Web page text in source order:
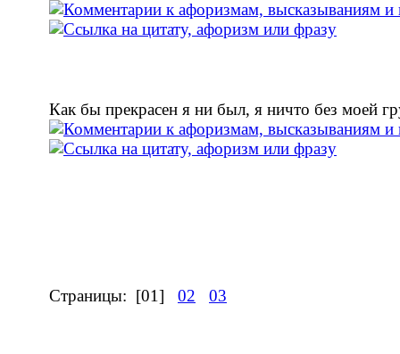
Как бы прекрасен я ни был, я ничто без моей
Страницы: [01] 02 03